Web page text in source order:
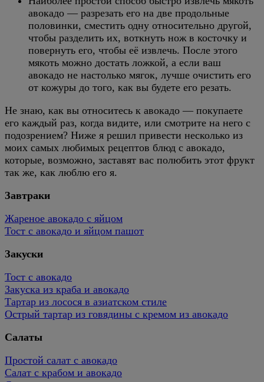
авокадо — разрезать его на две продольные
половинки, сместить одну относительно другой,
чтобы разделить их, воткнуть нож в косточку и
повернуть его, чтобы её извлечь. После этого
мякоть можно достать ложкой, а если ваш
авокадо не настолько мягок, лучше очистить его
от кожуры до того, как вы будете его резать.
Не знаю, как вы относитесь к авокадо — покупаете
его каждый раз, когда видите, или смотрите на него с
подозрением? Ниже я решил привести несколько из
моих самых любимых рецептов блюд с авокадо,
которые, возможно, заставят вас полюбить этот фрукт
так же, как люблю его я.
Завтраки
Жареное авокадо с яйцом
Тост с авокадо и яйцом пашот
Закуски
Тост с авокадо
Закуска из краба и авокадо
Тартар из лосося в азиатском стиле
Острый тартар из говядины с кремом из авокадо
Салаты
Простой салат с авокадо
Салат с крабом и авокадо